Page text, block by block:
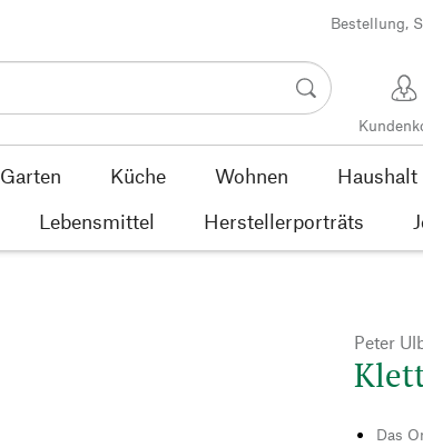
Bestellung,
Garten Küche Wohnen Haushalt
Lebensmittel Herstellerporträts
Peter
Das